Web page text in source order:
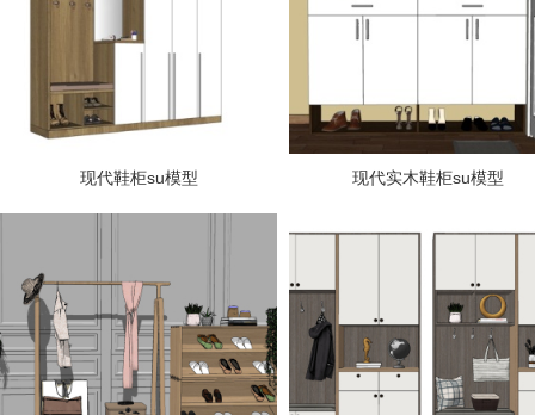
现代鞋柜su模型 现代实木鞋柜su模型